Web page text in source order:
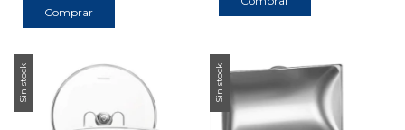
Sin stock Sin stock